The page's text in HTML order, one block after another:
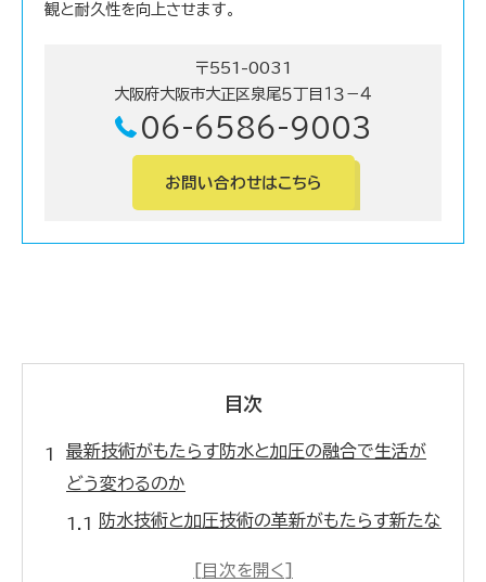
観と耐久性を向上させます。
〒551-0031
大阪府大阪市大正区泉尾５丁目１３－４
06-6586-9003
お問い合わせはこちら
目次
最新技術がもたらす防水と加圧の融合で生活が
どう変わるのか
防水技術と加圧技術の革新がもたらす新たな